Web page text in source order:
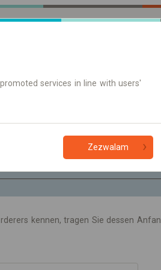
ohne Umstieg
kennen, tragen Sie dessen
services in line with users'
Zezwalam